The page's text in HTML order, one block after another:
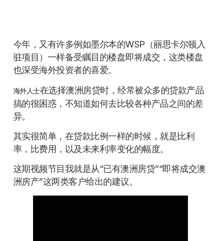
今年，又有许多例如墨尔本的WSP（丽思卡尔顿入
驻项目）一样备受瞩目的楼盘即将成交，这类楼盘
也深受海外投资者的喜爱。
海外人士在选择澳洲房贷时，经常被众多的贷款产品
搞的很困惑，不知道如何去比较各种产品之间的差
异。
其实很简单，在贷款比例一样的时候，就是比利
率，比费用，以及未来利率变化的幅度。
这期视频节目我就是从“已有澳洲房贷”“即将成交澳
洲房产”这两类客户给出的建议。